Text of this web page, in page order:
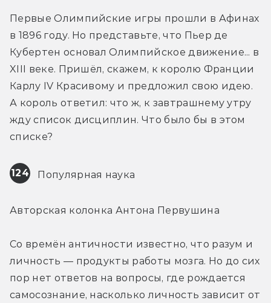
Первые Олимпийские игры прошли в Афинах
в 1896 году. Но представьте, что Пьер де
Кубертен основал Олимпийское движение... в
XIII веке. Пришёл, скажем, к королю Франции
Карлу IV Красивому и предложил свою идею.
А король ответил: что ж, к завтрашнему утру
жду список дисциплин. Что было бы в этом
списке?
124 Популярная наука
Авторская колонка Антона Первушина
Со времён античности известно, что разум и
личность — продукты работы мозга. Но до сих
пор нет ответов на вопросы, где рождается
самосознание, насколько личность зависит от